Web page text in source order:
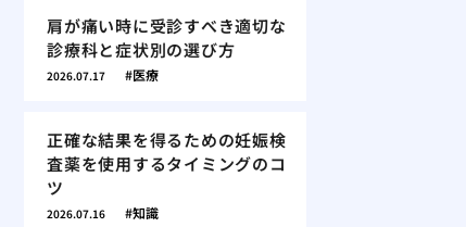
肩が痛い時に受診すべき適切な
診療科と症状別の選び方
2026.07.17 医療
正確な結果を得るための妊娠検
査薬を使用するタイミングのコ
ツ
2026.07.16 知識